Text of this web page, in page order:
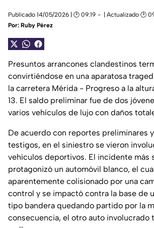
Publicado 14/05/2026 | 🕑 09:19
| Actualizado 🕑
Por: Ruby Pérez
Presuntos arrancones clandestinos
convirtiéndose en una aparatosa
la carretera Mérida - Progreso a la
13. El saldo preliminar fue de dos
varios vehículos de lujo con daños
De acuerdo con reportes preliminares
testigos, en el siniestro se vieron
vehículos deportivos. El incidente más
protagonizó un automóvil blanco, el
aparentemente colisionado por una
control y se impactó contra la base de
tipo bandera quedando partido por la
consecuencia, el otro auto involucrado